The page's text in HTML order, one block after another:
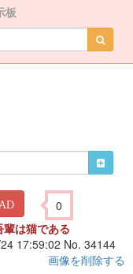
板
0
輩は猫である
17:59:02 No. 34144
画像を削除する